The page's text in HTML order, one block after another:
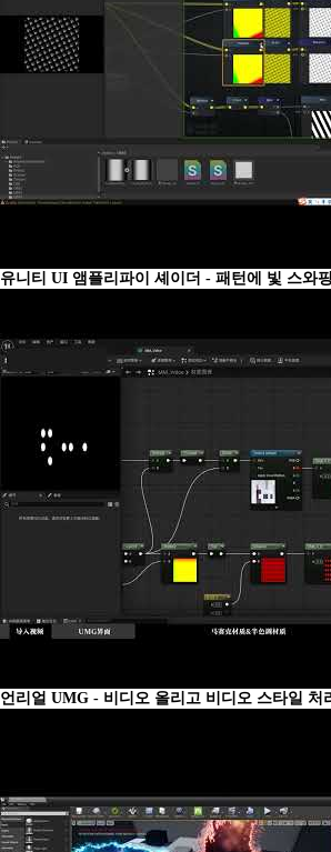
유니티 UI 앰플리파이 셰이더 - 패턴에 빛 스와
언리얼 UMG - 비디오 올리고 비디오 스타일